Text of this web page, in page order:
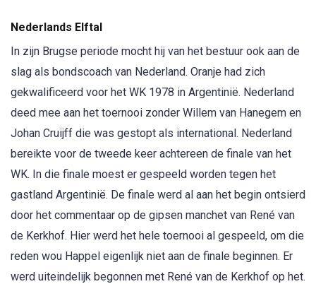
Nederlands Elftal
In zijn Brugse periode mocht hij van het bestuur ook aan de
slag als bondscoach van Nederland. Oranje had zich
gekwalificeerd voor het WK 1978 in Argentinië. Nederland
deed mee aan het toernooi zonder Willem van Hanegem en
Johan Cruijff die was gestopt als international. Nederland
bereikte voor de tweede keer achtereen de finale van het
WK. In die finale moest er gespeeld worden tegen het
gastland Argentinië. De finale werd al aan het begin ontsierd
door het commentaar op de gipsen manchet van René van
de Kerkhof. Hier werd het hele toernooi al gespeeld, om die
reden wou Happel eigenlijk niet aan de finale beginnen. Er
werd uiteindelijk begonnen met René van de Kerkhof op het.